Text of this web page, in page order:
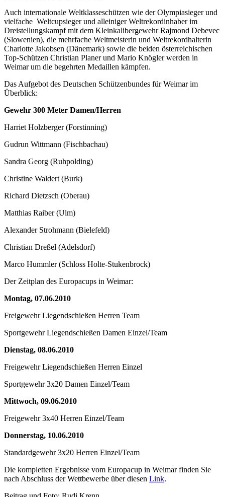
Auch internationale Weltklasseschützen wie der Olympiasieger und
vielfache Weltcupsieger und alleiniger Weltrekordinhaber im
Dreistellungskampf mit dem Kleinkalibergewehr Rajmond Debevec
(Slowenien), die mehrfache Weltmeisterin und Weltrekordhalterin
Charlotte Jakobsen (Dänemark) sowie die beiden österreichischen
Top-Schützen Christian Planer und Mario Knögler werden in
Weimar um die begehrten Medaillen kämpfen.
Das Aufgebot des Deutschen Schützenbundes für Weimar im
Überblick:
Gewehr 300 Meter Damen/Herren
Harriet Holzberger (Forstinning)
Gudrun Wittmann (Fischbachau)
Sandra Georg (Ruhpolding)
Christine Waldert (Burk)
Richard Dietzsch (Oberau)
Matthias Raiber (Ulm)
Alexander Strohmann (Bielefeld)
Christian Dreßel (Adelsdorf)
Marco Hummler (Schloss Holte-Stukenbrock)
Der Zeitplan des Europacups in Weimar:
Montag, 07.06.2010
Freigewehr Liegendschießen Herren Team
Sportgewehr Liegendschießen Damen Einzel/Team
Dienstag, 08.06.2010
Freigewehr Liegendschießen Herren Einzel
Sportgewehr 3x20 Damen Einzel/Team
Mittwoch, 09.06.2010
Freigewehr 3x40 Herren Einzel/Team
Donnerstag, 10.06.2010
Standardgewehr 3x20 Herren Einzel/Team
Die kompletten Ergebnisse vom Europacup in Weimar finden Sie
nach Abschluss der Wettbewerbe über diesen Link.